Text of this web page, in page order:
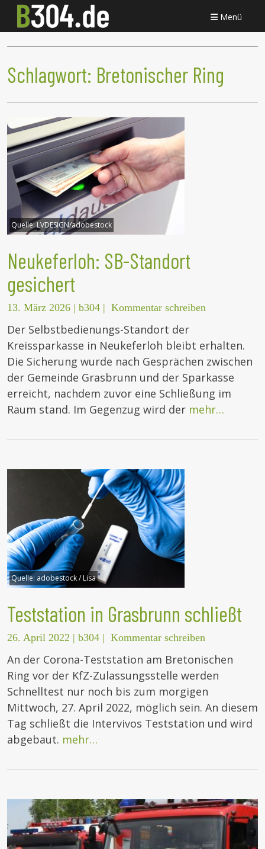
Menü
Schlagwort: Bretonischer Ring
Quelle:LVDESIGN/adobestock
Neukeferloh: SB-Standort
gesichert
13. März 2026 | b304 | Kommentar schreiben
Der Selbstbedienungs-Standort der
Kreissparkasse in Neukeferloh bleibt erhalten.
Die Sicherung wurde nach Gesprächen zwischen
der Gemeinde Grasbrunn und der Sparkasse
erreicht, nachdem zuvor eine Schließung im
Raum stand. Im Gegenzug wird der mehr…
Quelle: adobestock / Lisa
Teststation in Grasbrunn schließt
26. April 2022 | b304 | Kommentar schreiben
An der Corona-Teststation am Bretonischen
Ring vor der KfZ-Zulassungsstelle werden
Schnelltest nur noch bis zum morgigen
Mittwoch, 27. April 2022, möglich sein. An diesem
Tag schließt die Intervivos Teststation und wird
abgebaut. mehr…